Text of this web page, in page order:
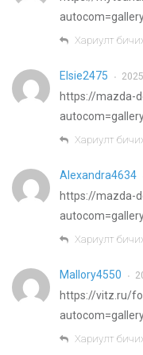
Хариулт
Elsie2475 •
https://mazda-
Хариулт
Alexandra4634
https://mazda-
Хариулт
Mallory4550 •
https://vitz.ru/
Хариулт